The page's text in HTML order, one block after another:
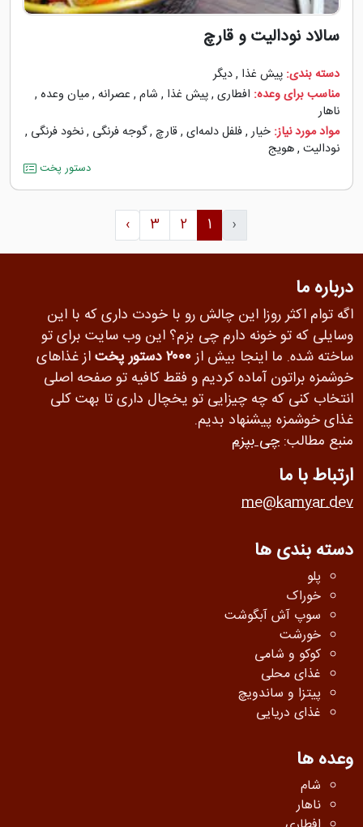
سالاد نودالیت و قارچ
دسته بندی: پیش غذا ,دیگر
مناسب برای وعده: افطاری ,پیش غذا , شام , عصرانه ,میان وعده ,
ناهار
مواد مورد نیاز: خیار,فلفل دلمه‌‌ای ,قارچ ,گوجه ‌فرنگی ,نخود فرنگی ,
نودالیت ,هویج
دستور پخت
‹
1
2
3
›
درباره ما
اگه توام اکثر روزا این چالش رو با خودت داری که با این
وسایلی که تو خونه دارم چی بزم؟ این وب سایت برای تو
ساخته شده. ما اینجا بیش از۲۰۰۰ دستور پخت
از غذاهای
خوشمزه براتون آماده کردیم و فقط کافیه تو صفحه اصلی
انتخاب کنی که چه چیزایی تو یخچال داری تا بهت کلی
غذای خوشمزه پیشنهاد بدیم.
منبع مطالب: چی بپزم
ارتباط با ما
me@kamyar.dev
دسته بندی ها
پلو
خوراک
سوپ آش آبگوشت
خورشت
کوکو و شامی
غذای محلی
پیتزا و ساندویچ
غذای دریایی
وعده ها
شام
ناهار